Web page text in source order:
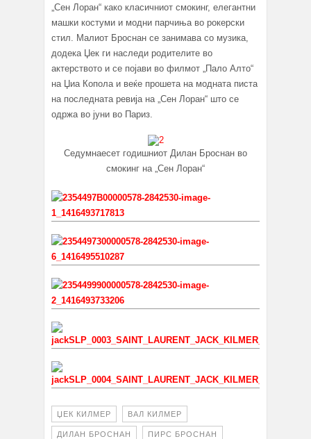
„Сен Лоран“ како класичниот смокинг, елегантни
машки костуми и модни парчиња во рокерски
стил. Малиот Броснан се занимава со музика,
додека Џек ги наследи родителите во
актерството и се појави во филмот „Пало Алто“
на Џиа Копола и веќе прошета на модната писта
на последната ревија на „Сен Лоран“ што се
одржа во јуни во Париз.
Седумнаесет годишниот Дилан Броснан во
смокинг на „Сен Лоран“
ЏЕК КИЛМЕР ВАЛ КИЛМЕР
ДИЛАН БРОСНАН ПИРС БРОСНАН